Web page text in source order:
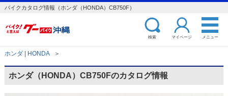
バイクカタログ情報（ホンダ（HONDA）CB750F）
検索 マイページ メニュー
ホンダ | HONDA ＞
ホンダ（HONDA）CB750Fのカタログ情報